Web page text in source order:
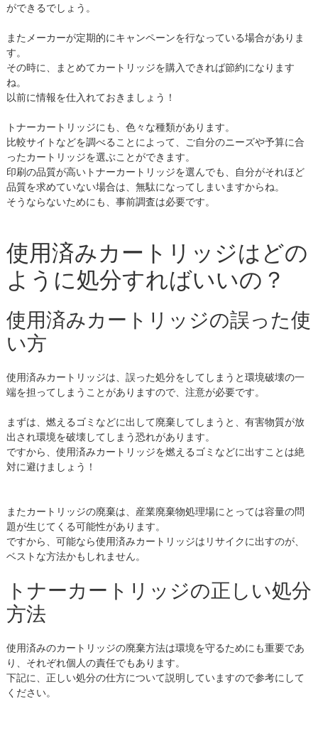
ができるでしょう。
またメーカーが定期的にキャンペーンを行なっている場合がありま
す。
その時に、まとめてカートリッジを購入できれば節約になります
ね。
以前に情報を仕入れておきましょう！
トナーカートリッジにも、色々な種類があります。
比較サイトなどを調べることによって、ご自分のニーズや予算に合
ったカートリッジを選ぶことができます。
印刷の品質が高いトナーカートリッジを選んでも、自分がそれほど
品質を求めていない場合は、無駄になってしまいますからね。
そうならないためにも、事前調査は必要です。
使用済みカートリッジはどの
ように処分すればいいの？
使用済みカートリッジの誤った使
い方
使用済みカートリッジは、誤った処分をしてしまうと環境破壊の一
端を担ってしまうことがありますので、注意が必要です。
まずは、燃えるゴミなどに出して廃棄してしまうと、有害物質が放
出され環境を破壊してしまう恐れがあります。
ですから、使用済みカートリッジを燃えるゴミなどに出すことは絶
対に避けましょう！
またカートリッジの廃棄は、産業廃棄物処理場にとっては容量の問
題が生じてくる可能性があります。
ですから、可能なら使用済みカートリッジはリサイクに出すのが、
ベストな方法かもしれません。
トナーカートリッジの正しい処分
方法
使用済みのカートリッジの廃棄方法は環境を守るためにも重要であ
り、それぞれ個人の責任でもあります。
下記に、正しい処分の仕方について説明していますので参考にして
ください。